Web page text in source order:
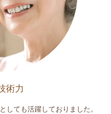
術力
しても活躍しておりました。